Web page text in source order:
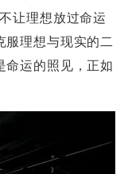
让理想放过命运
服理想与现实的二
命运的照见，正如